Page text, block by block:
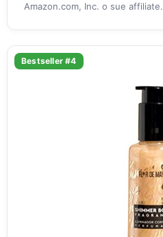
Amazon.com, Inc. o sue affiliate.
Bestseller #4